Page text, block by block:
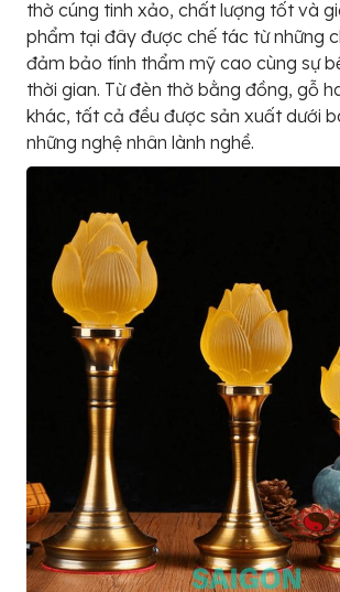
thờ cúng tinh xảo, chất lượng tốt và
phẩm tại đây được chế tác từ những
đảm bảo tính thẩm mỹ cao cùng sự
thời gian. Từ đèn thờ bằng đồng, gỗ
khác, tất cả đều được sản xuất dưới
những nghệ nhân lành nghề.